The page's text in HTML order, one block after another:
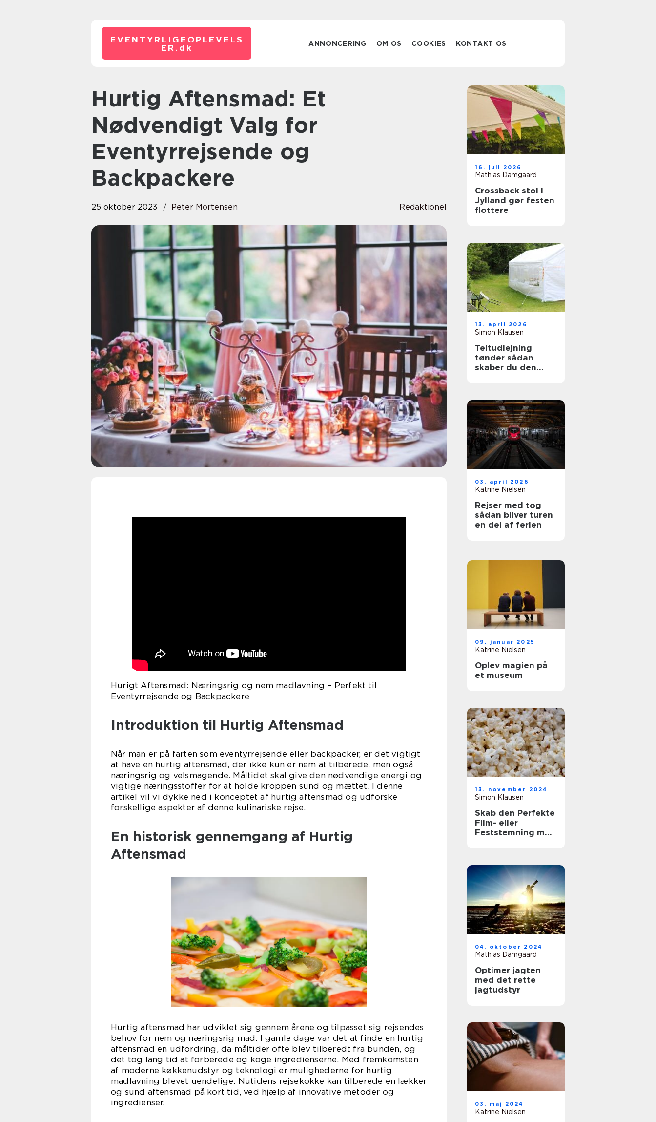
EVENTYRLIGEOPLEVELS
ER. dk ANNONCERING OM OS COOKIES KONTAKT OS
Hurtig Aftensmad: Et
Nødvendigt Valg for
Eventyrrejsende og
Backpackere
25 oktober 2023 Peter Mortensen Redaktionel
Hurigt Aftensmad: Næringsrig og nem madlavning – Perfekt til
Eventyrrejsende og Backpackere
Introduktion til Hurtig Aftensmad
Når man er på farten som eventyrrejsende eller backpacker, er det vigtigt
at have en hurtig aftensmad, der ikke kun er nem at tilberede, men også
næringsrig og velsmagende. Måltidet skal give den nødvendige energi og
vigtige næringsstoffer for at holde kroppen sund og mættet. I denne
artikel vil vi dykke ned i konceptet af hurtig aftensmad og udforske
forskellige aspekter af denne kulinariske rejse.
En historisk gennemgang af Hurtig
Aftensmad
Hurtig aftensmad har udviklet sig gennem årene og tilpasset sig rejsendes
behov for nem og næringsrig mad. I gamle dage var det at finde en hurtig
aftensmad en udfordring, da måltider ofte blev tilberedt fra bunden, og
det tog lang tid at forberede og koge ingredienserne. Med fremkomsten
af moderne køkkenudstyr og teknologi er mulighederne for hurtig
madlavning blevet uendelige. Nutidens rejsekokke kan tilberede en lækker
og sund aftensmad på kort tid, ved hjælp af innovative metoder og
ingredienser.
16. juli 2026
Mathias Damgaard
Crossback stol i
Jylland gør festen
flottere
13. april 2026
Simon Klausen
Teltudlejning
tønder sådan
skaber du den
03. april 2026
Katrine Nielsen
Rejser med tog
sådan bliver turen
en del af ferien
09. januar 2025
Katrine Nielsen
Oplev magien på
et museum
13. november 2024
Simon Klausen
Skab den Perfekte
Film- eller
Feststemning med
04. oktober 2024
Mathias Damgaard
Optimer jagten
med det rette
jagtudstyr
03. maj 2024
Katrine Nielsen